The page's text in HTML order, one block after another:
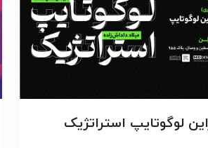
لوگوتایپ استراتژیک